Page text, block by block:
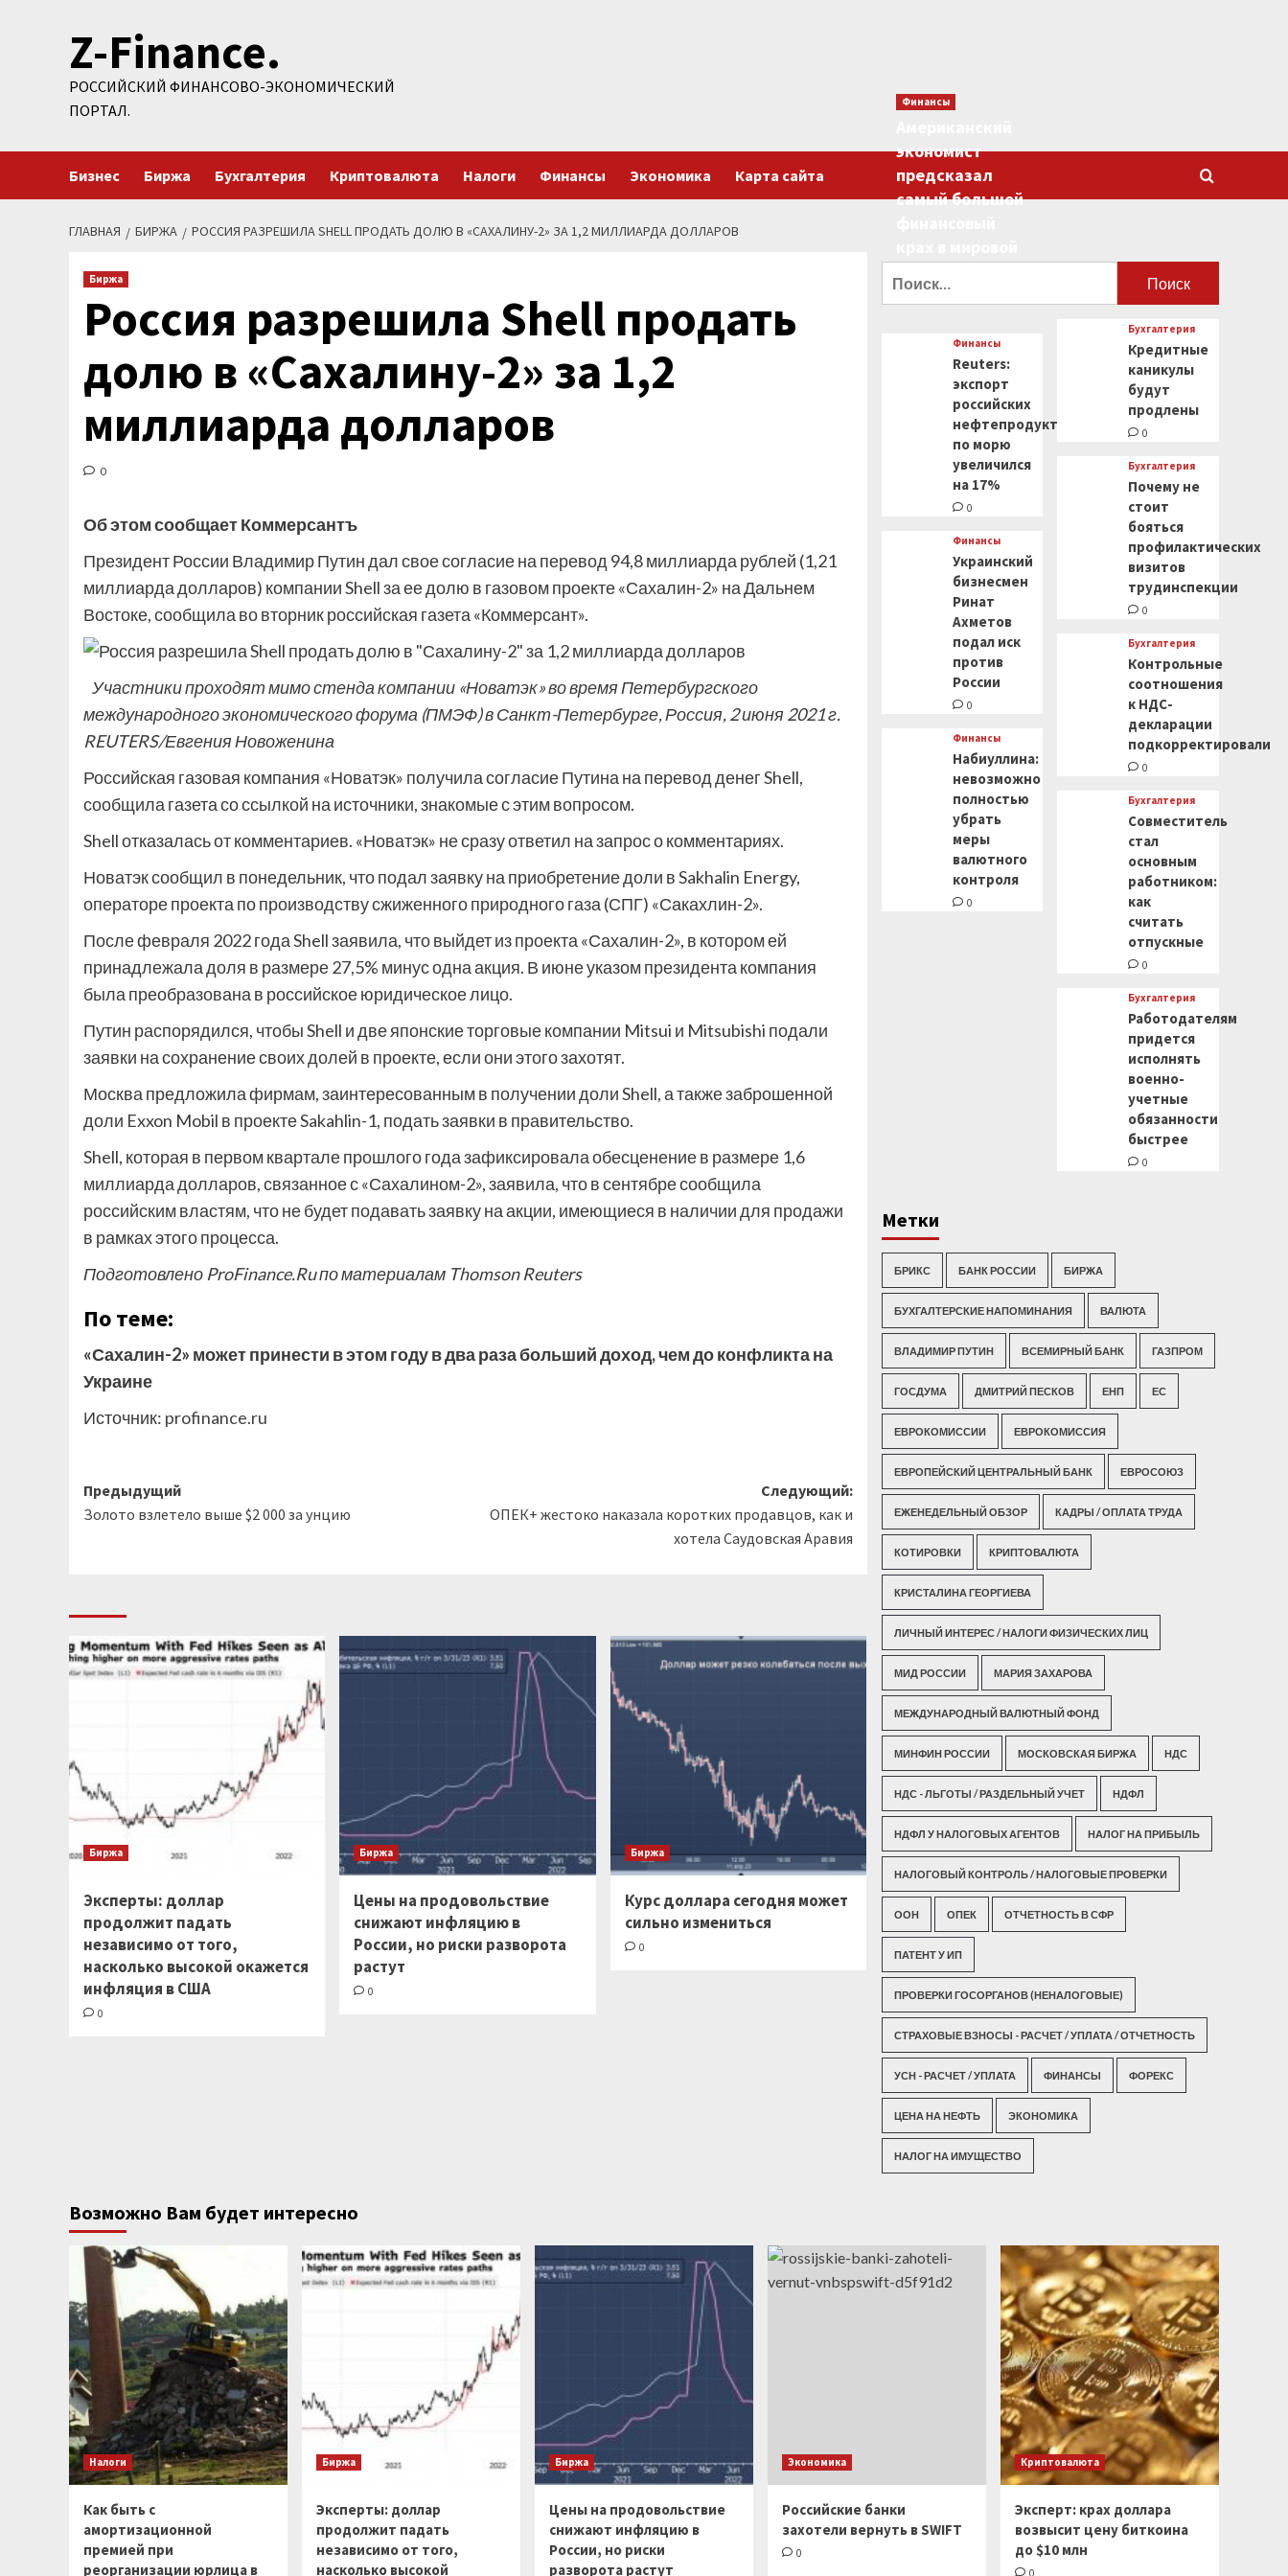
содержимомуZ-Finance.
РОССИЙСКИЙ ФИНАНСОВО-ЭКОНОМИЧЕСКИЙ
ПОРТАЛ.
Бизнес Биржа Бухгалтерия Криптовалюта Налоги Финансы Экономика Карта сайта
ГЛАВНАЯ БИРЖА РОССИЯ РАЗРЕШИЛА SHELL ПРОДАТЬ ДОЛЮ В «САХАЛИНУ-2» ЗА 1,2 МИЛЛИАРДА ДОЛЛАРОВ
Биржа
Россия разрешила Shell продать
долю в «Сахалину-2» за 1,2
миллиарда долларов
0
Об этом сообщает Коммерсантъ
Президент России Владимир Путин дал свое согласие на перевод 94,8 миллиарда рублей (1,21
миллиарда долларов) компании Shell за ее долю в газовом проекте «Сахалин-2» на Дальнем
Востоке, сообщила во вторник российская газета «Коммерсант».
Участники проходят мимо стенда компании «Новатэк» во время Петербургского
международного экономического форума (ПМЭФ) в Санкт-Петербурге, Россия, 2 июня 2021 г.
REUTERS/Евгения Новоженина
Российская газовая компания «Новатэк» получила согласие Путина на перевод денег Shell,
сообщила газета со ссылкой на источники, знакомые с этим вопросом.
Shell отказалась от комментариев. «Новатэк» не сразу ответил на запрос о комментариях.
Новатэк сообщил в понедельник, что подал заявку на приобретение доли в Sakhalin Energy,
операторе проекта по производству сжиженного природного газа (СПГ) «Сакахлин-2».
После февраля 2022 года Shell заявила, что выйдет из проекта «Сахалин-2», в котором ей
принадлежала доля в размере 27,5% минус одна акция. В июне указом президента компания
была преобразована в российское юридическое лицо.
Путин распорядился, чтобы Shell и две японские торговые компании Mitsui и Mitsubishi подали
заявки на сохранение своих долей в проекте, если они этого захотят.
Москва предложила фирмам, заинтересованным в получении доли Shell, а также заброшенной
доли Exxon Mobil в проекте Sakahlin-1, подать заявки в правительство.
Shell, которая в первом квартале прошлого года зафиксировала обесценение в размере 1,6
миллиарда долларов, связанное с «Сахалином-2», заявила, что в сентябре сообщила
российским властям, что не будет подавать заявку на акции, имеющиеся в наличии для продажи
в рамках этого процесса.
Подготовлено ProFinance.Ru по материалам Thomson Reuters
По теме:
«Сахалин-2» может принести в этом году в два раза больший доход, чем до конфликта на
Украине
Источник: profinance.ru
Навигация
записи
Предыдущий
Золото взлетело выше $2 000 за унцию
Следующий:
ОПЕК+ жестоко наказала коротких продавцов, как и
хотела Саудовская Аравия
Биржа
Эксперты: доллар
продолжит падать
независимо от того,
насколько высокой окажется
инфляция в США
0
Биржа
Цены на продовольствие
снижают инфляцию в
России, но риски разворота
растут
0
Биржа
Курс доллара сегодня может
сильно измениться
0
Финансы
экономист
предсказал
самый большой
Финансы
Reuters:
экспорт
российских
нефтепродуктов
по морю
увеличился
на 17%
0
Финансы
Украинский
бизнесмен
Ринат
Ахметов
подал иск
против
России
0
Финансы
Набиуллина:
невозможно
полностью
убрать
меры
валютного
контроля
0
Бухгалтерия
Кредитные
каникулы
будут
продлены
0
Бухгалтерия
Почему не
стоит
бояться
профилактических
визитов
трудинспекции
0
Бухгалтерия
Контрольные
соотношения
к НДС-
декларации
подкорректировали
0
Бухгалтерия
Совместитель
стал
основным
работником:
как
считать
отпускные
0
Бухгалтерия
Работодателям
придется
исполнять
военно-
учетные
обязанности
быстрее
0
Метки
БРИКС БАНК РОССИИ БИРЖА
БУХГАЛТЕРСКИЕ НАПОМИНАНИЯ ВАЛЮТА
ВЛАДИМИР ПУТИН ВСЕМИРНЫЙ БАНК ГАЗПРОМ
ГОСДУМА ДМИТРИЙ ПЕСКОВ ЕНП ЕС
ЕВРОКОМИССИИ ЕВРОКОМИССИЯ
ЕВРОПЕЙСКИЙ ЦЕНТРАЛЬНЫЙ БАНК ЕВРОСОЮЗ
ЕЖЕНЕДЕЛЬНЫЙ ОБЗОР КАДРЫ / ОПЛАТА ТРУДА
КОТИРОВКИ КРИПТОВАЛЮТА
КРИСТАЛИНА ГЕОРГИЕВА
ЛИЧНЫЙ ИНТЕРЕС / НАЛОГИ ФИЗИЧЕСКИХ ЛИЦ
МИД РОССИИ МАРИЯ ЗАХАРОВА
МЕЖДУНАРОДНЫЙ ВАЛЮТНЫЙ ФОНД
МИНФИН РОССИИ МОСКОВСКАЯ БИРЖА НДС
НДС - ЛЬГОТЫ / РАЗДЕЛЬНЫЙ УЧЕТ НДФЛ
НДФЛ У НАЛОГОВЫХ АГЕНТОВ НАЛОГ НА ПРИБЫЛЬ
НАЛОГОВЫЙ КОНТРОЛЬ / НАЛОГОВЫЕ ПРОВЕРКИ
ООН ОПЕК ОТЧЕТНОСТЬ В СФР
ПАТЕНТ У ИП
ПРОВЕРКИ ГОСОРГАНОВ (НЕНАЛОГОВЫЕ)
СТРАХОВЫЕ ВЗНОСЫ - РАСЧЕТ / УПЛАТА / ОТЧЕТНОСТЬ
УСН - РАСЧЕТ / УПЛАТА ФИНАНСЫ ФОРЕКС
ЦЕНА НА НЕФТЬ ЭКОНОМИКА
НАЛОГ НА ИМУЩЕСТВО
Возможно Вам будет интересно
Налоги
Как быть с
амортизационной
премией при
реорганизации юрлица в
Биржа
Эксперты: доллар
продолжит падать
независимо от того,
насколько высокой
Биржа
Цены на продовольствие
снижают инфляцию в
России, но риски
разворота растут
Экономика
Российские банки
захотели вернуть в SWIFT
0
Криптовалюта
Эксперт: крах доллара
возвысит цену биткоина
до $10 млн
0